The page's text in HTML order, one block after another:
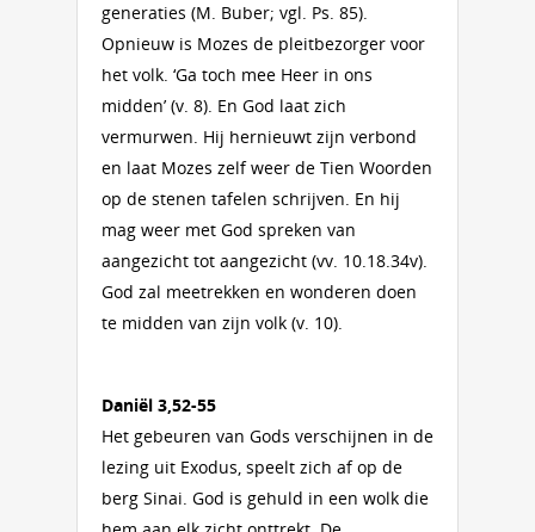
generaties (M. Buber; vgl. Ps. 85).
Opnieuw is Mozes de pleitbezorger voor
het volk. ‘Ga toch mee Heer in ons
midden’ (v. 8). En God laat zich
vermurwen. Hij hernieuwt zijn verbond
en laat Mozes zelf weer de Tien Woorden
op de stenen tafelen schrijven. En hij
mag weer met God spreken van
aangezicht tot aangezicht (vv. 10.18.34v).
God zal meetrekken en wonderen doen
te midden van zijn volk (v. 10).
Daniël 3,52-55
Het gebeuren van Gods verschijnen in de
lezing uit Exodus, speelt zich af op de
berg Sinai. God is gehuld in een wolk die